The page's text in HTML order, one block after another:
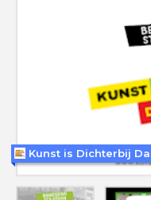
Kunst is Dichterbij